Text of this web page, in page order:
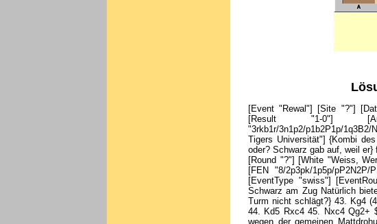
[Event "Rewal"] [Site "?"] [Date "2014.??.??"] [Round "?"] [White "Kucza, Karol"] [Black "Nun, Gottfried"] [Result "1-0"] [Annotator "Mike Rosa"] [SetUp "1"] [FEN "3rkb1r/3n1p2/p1b2P1p/1q3B2/NpQ1P2P/1P3P2/P1P5/2KR3R w k - 0 22"] [PlyCount "3"] [SourceTitle "Chess Tigers Universität"] {Kombi des Hauses #1 - Weiß am Zug Für den Anfang ist} 22. Qe6+ $1 {nicht schlecht, oder? Schwarz gab auf, weil er} fxe6 23. Bg6# {entdeckt hatte.} 1-0 [Event "Gera"] [Site "?"] [Date "2015.??.??"] [Round "?"] [White "Weiss, Werner"] [Black "Rosa, Mike"] [Result "0-1"] [Annotator "Mike Rosa"] [SetUp "1"] [FEN "8/2p3pk/1p5p/pP2N2P/P1R2P2/5K2/2qr4/7R b - - 0 42"] [PlyCount "5"] [EventDate "2000.01.26"] [EventType "swiss"] [EventRounds "7"] [SourceTitle "Chess Tigers Universität"] {Kombi des Hauses #2 - Schwarz am Zug Natürlich bietet sich} 42... Rd3+ $1 { irgendwie an, aber wie geht es weiter, wenn Weiß den Turm nicht schlägt?} 43. Kg4 (43. Nxd3 Qxd3+ $19 {[%cal Rd3f3,Rd3c4] ist klar.}) ({Auf} 43. Ke4 {wäre} Rc3+ 44. Kd5 Rxc4 45. Nxc4 Qg2+ $19 {gekommen.}) 43... Qg2+ 44. Kf5 Rd6 $1 { [%cal Rd6f6,Rg2h1] Weiß gab wegen der gemeinen Mattdrohung auf f6 auf.} ({Nach } 44... Qxh1 $6 45. Nxd3 Qd5+ $2 46. Ne5 $17 {ist dagegen gar nicht klar, ob Schwarz noch (hoch) gewinnen kann.}) 0-1 [Event "Orlova"] [Site "?"] [Date "2014.??.??"] [Round "?"] [White "Obrusnik, Michal"] [Black "Simacek, Pavel"] [Result "1-0"] [Annotator "Mike Rosa"] [SetUp "1"] [FEN "r1n1r1k1/1q2pp1p/2p3p1/p1P5/1pP3P1/PP3Q1P/1B3P2/3RR1K1 w - - 0 30"] [PlyCount "7"] [SourceTitle "Chess Tigers Universität"] {Kombi des Hauses #3 - Weiß am Zug Die schwarzen Felder des Nachziehenden sind extrem schwach. Nun musste nur noch der passende Plan her, welchen Weiß mit} 30. Qf6 $3 {auch wirklich fand. Schwarz gab auf, denn er verfügt nur über zwei Wege, das sofortige Matt zu verhindern, aber auch die retten ihn nicht.} exf6 (30... e5 31. Bxe5 Rxe5 (31... Kf8 32. Qg7+ Ke7 33. Bf6#) 32. Rd8+ $18) 31. Rxe8+ Kg7 32. g5 $1 {Die Mattdrohung ist offensichtlich, aber es ist Schwarz nicht möglich, ein Schlupfloch zu finden. Selbst die Verzweiflungstat} Qe7 {wird stur und stark mit} 33. Rdd8 $1 $18 {und einem Matt in spätestens drei Zügen beantwortet. Wem das zu viel Adrenalin ist, kann natürlich stattdessen mit dem Bauern auf f6 schlagen.} 1-0 [Event "Europameisterschaft"] [Site "?"] [Date "2014.??.??"] [Round "?"] [White "Pashikian, Arman"] [Black "Newerov, V."] [Result "1-0"] [Annotator "Mike Rosa"] [SetUp "1"] [FEN "5Q2/8/p5p1/1p3p1k/5P1p/4q3/6PK/5B2 w - - 0 64"] [PlyCount "5"] [SourceTitle "Chess Tigers Universität"] {Kombi des Hauses #4 - Wenn Schwarz auch noch den weißen f-Bauern erwischt, könnte Weiß sogar in Verlustgefahr geraten. Aber wie soll Weiß das verhindern? Na klar, mit} 64. Be2+ $3 {Der Läufer wird